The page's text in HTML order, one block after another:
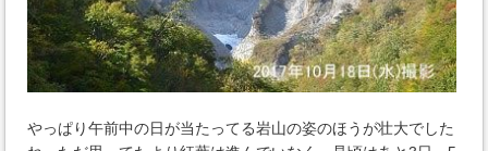
やっぱり午前中の日が当たってる岩山の姿のほうが壮大でした